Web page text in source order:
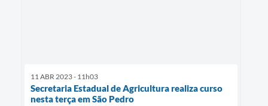
11 ABR 2023 - 11h03
Secretaria Estadual de Agricultura realiza curso
nesta terça em São Pedro